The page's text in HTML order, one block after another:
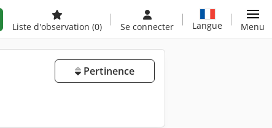
Liste d'observation (0) Se connecter Langue Menu
Pertinence